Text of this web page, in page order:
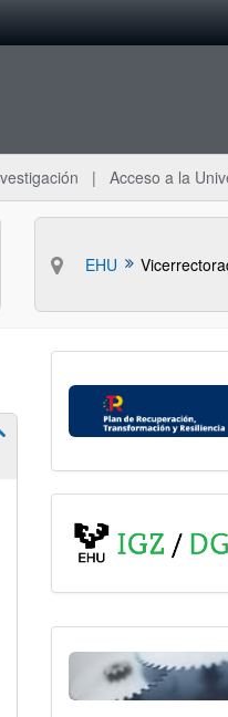
Acceso a la
EHU
Mostrar/ocultar subpáginas